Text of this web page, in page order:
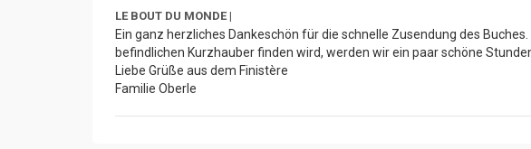
LE BOUT DU MONDE |
Ein ganz herzliches Dankeschön für die schnelle Zusendung des
befindlichen Kurzhauber finden wird, werden wir ein paar schöne
Liebe Grüße aus dem Finistère
Familie Oberle